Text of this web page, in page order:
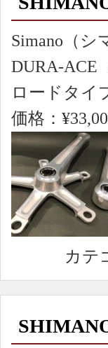
Simano（シ
DURA-ACE
ロードタイ
価格：
カテ